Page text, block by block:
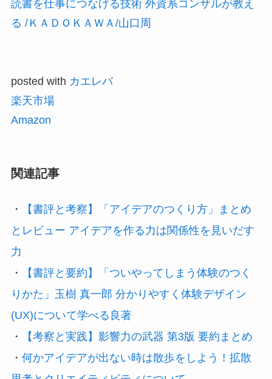
読書を仕事につなげる技術 外資系コンサルが教え
る /ＫＡＤＯＫＡＷＡ/山口周
posted with カエレバ
楽天市場
Amazon
関連記事
・
【書評と考察】「アイデアのつくり方」まとめ
とレビュー アイデアを作る力は関係性を見いだす
力
・
【書評と要約】「ついやってしまう体験のつく
りかた」玉樹 真一郎 分かりやすく体験デザイン
(UX)について学べる良著
・
【考察と実践】影響力の武器 第3版 要約まとめ
・ 何かアイデアが出ない時は散歩をしよう！拡散